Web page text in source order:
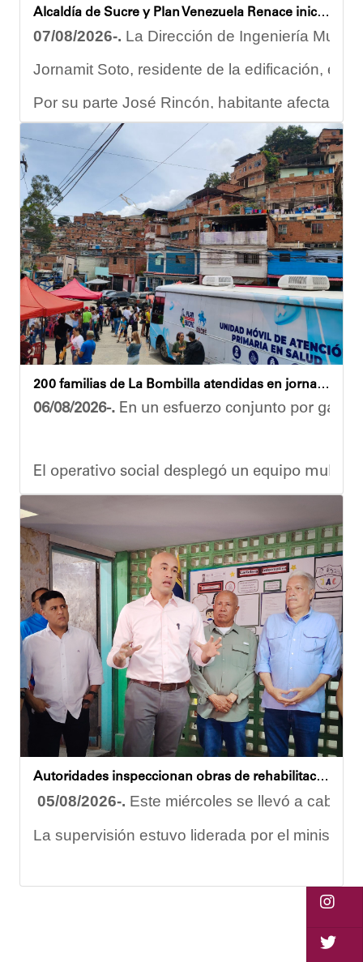
Alcaldía de Sucre y Plan Venezuela Renace iniciaron demolición de fachadas en Residencias Los Dos Caminos
07/08/2026-. La Dirección de Ingeniería
Jornamit Soto, residente de la edificación,
Por su parte José Rincón, habitante afectado
“El proceso comenzó con una primera
Ante la emergencia, los vecinos del referido
Las cuadrillas de trabajo permanecen
Yois Coellar
200 familias de La Bombilla atendidas en jornada integral
06/08/2026-. En un esfuerzo conjunto por
El operativo social desplegó un equipo
Durante la actividad, los asistentes contaron
Eudicis Viva, habitante de la comunidad y
Esta iniciativa se enmarca en la política social
Oskarina Rosso
Autoridades inspeccionan obras de rehabilitación en la U.E.N. José Antonio Calcaño en Caucagüita
05/08/2026-. Este miércoles se llevó a cabo
La supervisión estuvo liderada por el ministro
Las obras en ejecución contemplan la pintura
El alcalde Diógenes Lara expresó sus